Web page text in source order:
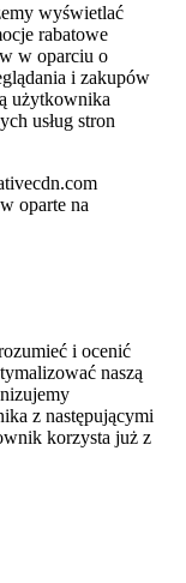
wyświetlać
rabatowe
w oparciu o
i zakupów
użytkownika
usług stron
oparte na
i ocenić
naszą
z następującymi
korzysta już z